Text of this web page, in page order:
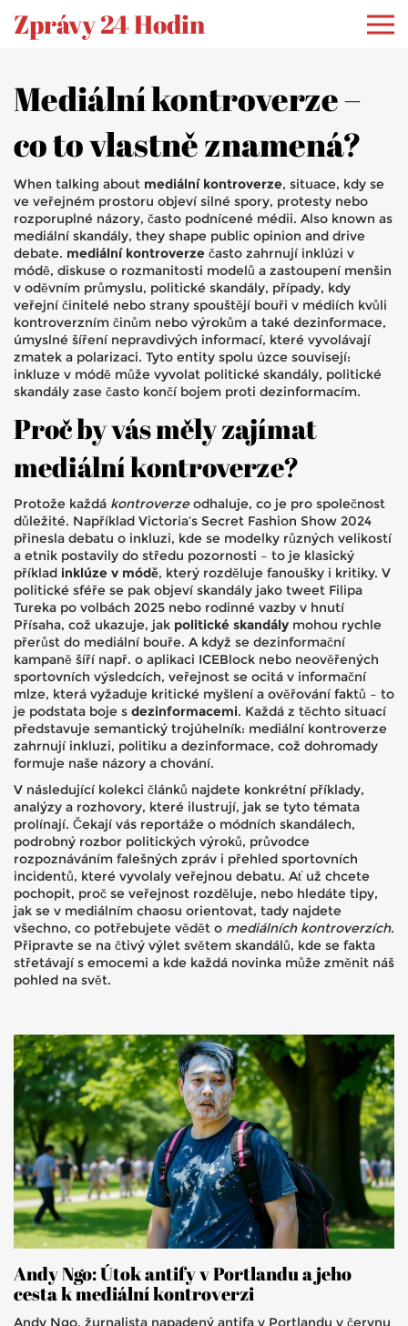
Zprávy 24 Hodin
Mediální kontroverze –
co to vlastně znamená?
When talking about mediální kontroverze, situace, kdy se
ve veřejném prostoru objeví silné spory, protesty nebo
rozporuplné názory, často podnícené médii. Also known as
mediální skandály, they shape public opinion and drive
debate. mediální kontroverze často zahrnují inklúzi v
módě, diskuse o rozmanitosti modelů a zastoupení menšin
v oděvním průmyslu, politické skandály, případy, kdy
veřejní činitelé nebo strany spouštějí bouři v médiích kvůli
kontroverzním činům nebo výrokům a také dezinformace,
úmyslné šíření nepravdivých informací, které vyvolávají
zmatek a polarizaci. Tyto entity spolu úzce souvisejí:
inkluze v módě může vyvolat politické skandály, politické
skandály zase často končí bojem proti dezinformacím.
Proč by vás měly zajímat
mediální kontroverze?
Protože každá kontroverzeodhaluje, co je pro společnost
důležité. Například Victoria’s Secret Fashion Show 2024
přinesla debatu o inkluzi, kde se modelky různých velikostí
a etnik postavily do středu pozornosti – to je klasický
příklad inklúze v módě, který rozděluje fanoušky i kritiky. V
politické sféře se pak objeví skandály jako tweet Filipa
Tureka po volbách 2025 nebo rodinné vazby v hnutí
Přísaha, což ukazuje, jak politické skandály mohou rychle
přerůst do mediální bouře. A když se dezinformační
kampaně šíří např. o aplikaci ICEBlock nebo neověřených
sportovních výsledcích, veřejnost se ocitá v informační
mlze, která vyžaduje kritické myšlení a ověřování faktů – to
je podstata boje s dezinformacemi. Každá z těchto situací
představuje semantický trojúhelník: mediální kontroverze
zahrnují inkluzi, politiku a dezinformace, což dohromady
formuje naše názory a chování.
V následující kolekci článků najdete konkrétní příklady,
analýzy a rozhovory, které ilustrují, jak se tyto témata
prolínají. Čekají vás reportáže o módních skandálech,
podrobný rozbor politických výroků, průvodce
rozpoznáváním falešných zpráv i přehled sportovních
incidentů, které vyvolaly veřejnou debatu. Ať už chcete
pochopit, proč se veřejnost rozděluje, nebo hledáte tipy,
jak se v mediálním chaosu orientovat, tady najdete
všechno, co potřebujete vědět o mediálních kontroverzích.
Připravte se na čtivý výlet světem skandálů, kde se fakta
střetávají s emocemi a kde každá novinka může změnit náš
pohled na svět.
Andy Ngo: Útok antify v Portlandu a jeho
cesta k mediální kontroverzi
Andy Ngo, žurnalista napadený antifa v Portlandu v červnu